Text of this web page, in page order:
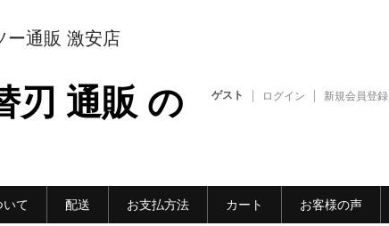
ー通販 激安店
刃 通販 の
ゲスト ログイン 新規会員登録
いて 配送 お支払方法 カート お客様の声